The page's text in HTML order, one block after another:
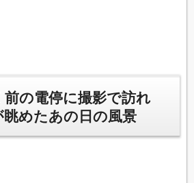
の電停に撮影で訪れ
眺めたあの日の風景